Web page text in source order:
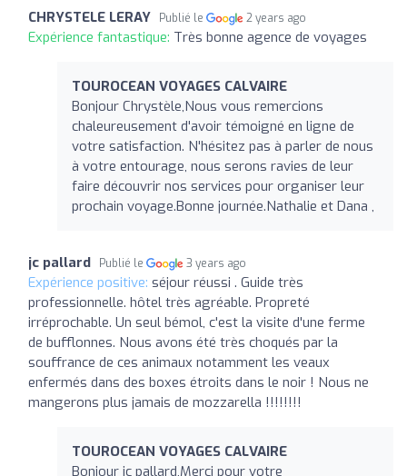
CHRYSTELE LERAY Publié le 2 years ago
Expérience fantastique: Très bonne agence de voyages
TOUROCEAN VOYAGES CALVAIRE
Bonjour Chrystèle,Nous vous remercions
chaleureusement d'avoir témoigné en ligne de
votre satisfaction. N'hésitez pas à parler de nous
à votre entourage, nous serons ravies de leur
faire découvrir nos services pour organiser leur
prochain voyage.Bonne journée.Nathalie et Dana ,
jc pallard Publié le 3 years ago
Expérience positive: séjour réussi . Guide très
professionnelle. hôtel très agréable. Propreté
irréprochable. Un seul bémol, c'est la visite d'une ferme
de bufflonnes. Nous avons été très choqués par la
souffrance de ces animaux notamment les veaux
enfermés dans des boxes étroits dans le noir ! Nous ne
mangerons plus jamais de mozzarella !!!!!!!!
TOUROCEAN VOYAGES CALVAIRE
Bonjour jc pallard,Merci pour votre